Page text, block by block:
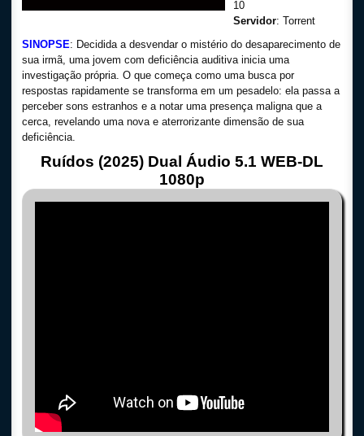
10
Servidor: Torrent
SINOPSE: Decidida a desvendar o mistério do desaparecimento de
sua irmã, uma jovem com deficiência auditiva inicia uma
investigação própria. O que começa como uma busca por
respostas rapidamente se transforma em um pesadelo: ela passa a
perceber sons estranhos e a notar uma presença maligna que a
cerca, revelando uma nova e aterrorizante dimensão de sua
deficiência.
Ruídos (2025) Dual Áudio 5.1 WEB-DL
1080p